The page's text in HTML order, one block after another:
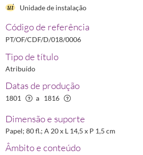
0011 Regimento dos preços dos medicamentos
0013 Regimento dos preços dos
Unidade de instalação
Código de referência
PT/OF/CDF/D/018/0006
Tipo de título
Atribuído
Datas de produção
1801 a 1816
Dimensão e suporte
Papel; 80 fl.; A 20 x L 14,5 x P 1,5 cm
Âmbito e conteúdo